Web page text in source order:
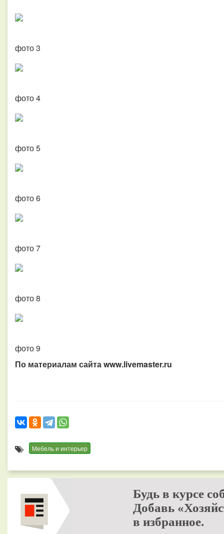
фото 3
фото 4
фото 5
фото 6
фото 7
фото 8
фото 9
По материалам сайта www.livemaster.ru
Мебель и интерьер
Будь в курсе
Добавь
в избранное.